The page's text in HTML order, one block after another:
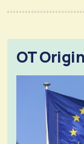
OT